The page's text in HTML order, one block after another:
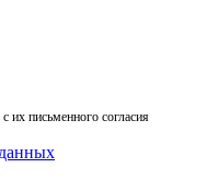
их письменного согласия